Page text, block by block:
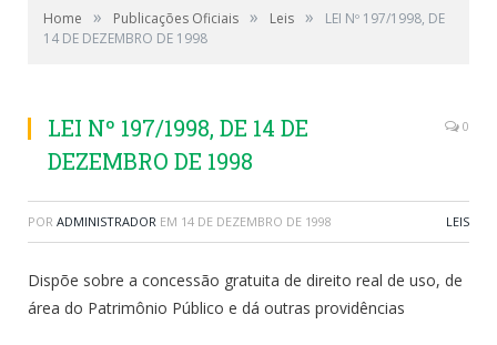
Home » Publicações Oficiais » Leis »
LEI Nº 197/1998, DE
14 DE DEZEMBRO DE 1998
LEI Nº 197/1998, DE 14 DE
DEZEMBRO DE 1998
0
POR ADMINISTRADOR EM 14 DE DEZEMBRO DE 1998 LEIS
Dispõe sobre a concessão gratuita de direito real de uso, de
área do Patrimônio Público e dá outras providências